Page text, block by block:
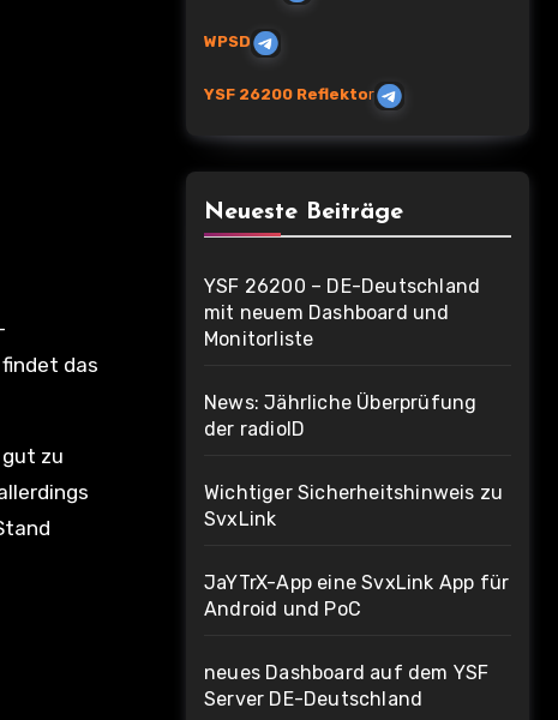
das
zu
WPSD
YSF 26200 Reflektor
Neueste Beiträge
YSF 26200 – DE-Deutschland
mit neuem Dashboard und
Monitorliste
News: Jährliche Überprüfung
der radioID
Wichtiger Sicherheitshinweis zu
SvxLink
JaYTrX-App eine SvxLink App für
Android und PoC
neues Dashboard auf dem YSF
Server DE-Deutschland